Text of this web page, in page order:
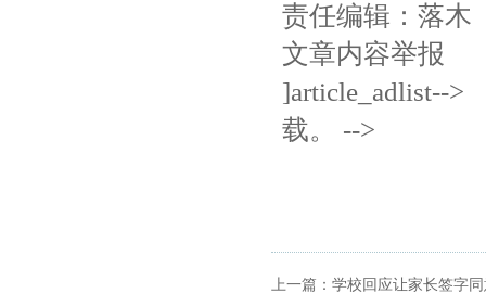
责任编辑：落木
文章内容举报
]article_adlist--
载。 -->
上一篇： 学校回应让家长签字